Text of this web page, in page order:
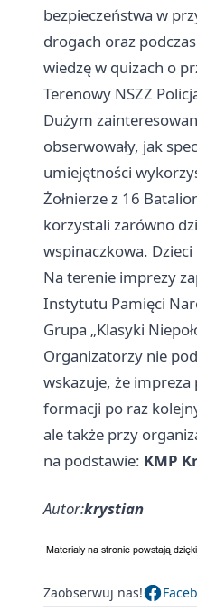
bezpieczeństwa w
drogach oraz
wiedzę w quizach o
Terenowy NSZZ
Dużym
obserwowały, jak
umiejętności
Żołnierze z 16
korzystali zarówno
wspinaczkowa.
Na terenie imprezy
Instytutu Pamięci
Grupa „Klasyki
Organizatorzy nie
wskazuje, że
formacji po raz
ale także przy
na podstawie: KMP
Autor:krystian
Zaobserwuj nas!